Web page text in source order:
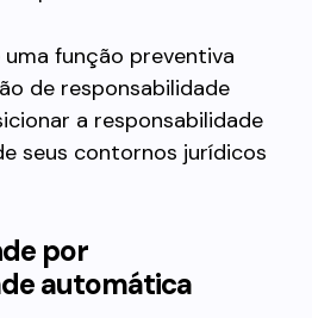
função preventiva
de responsabilidade
a responsabilidade
seus contornos jurídicos
por
automática